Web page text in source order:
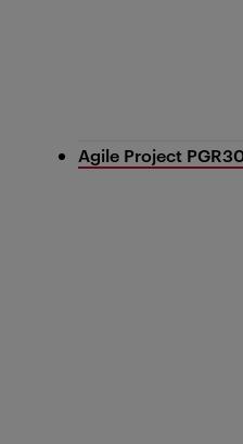
Agile Project